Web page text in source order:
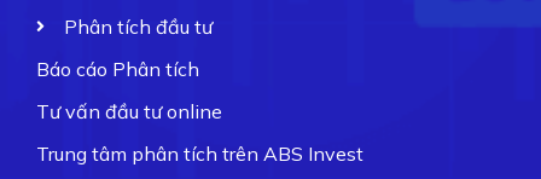
Phân tích đầu tư
Báo cáo Phân tích
Tư vấn đầu tư online
Trung tâm phân tích trên ABS Invest